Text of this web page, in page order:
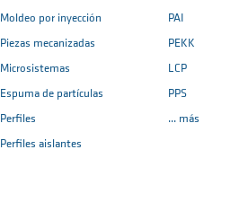
Moldeo por inyección
Piezas mecanizadas
Microsistemas
Espuma de partículas
Perfiles
Perfiles aislantes
PAI
PEKK
LCP
PPS
... más